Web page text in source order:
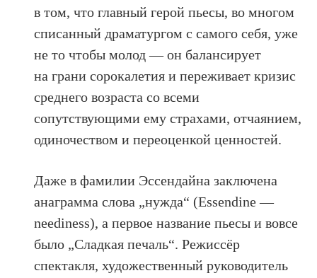
в том, что главный герой пьесы, во многом
списанный драматургом с самого себя, уже
не то чтобы молод — он балансирует
на грани сорокалетия и переживает кризис
среднего возраста со всеми
сопутствующими ему страхами, отчаянием,
одиночеством и переоценкой ценностей.
Даже в фамилии Эссендайна заключена
анаграмма слова „нужда“ (Essendine —
neediness), а первое название пьесы и вовсе
было „Сладкая печаль“. Режиссёр
спектакля, художественный руководитель